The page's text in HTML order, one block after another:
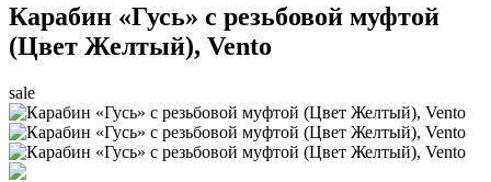
Карабин «Гусь» с резьбовой муфтой
(Цвет Желтый), Vento
sale